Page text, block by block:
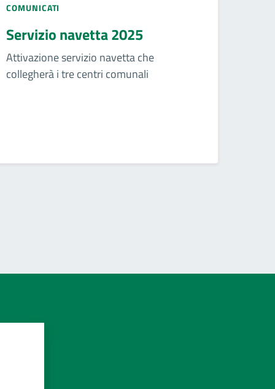
COMUNICATI
Servizio navetta 2025
Attivazione servizio navetta che
collegherà i tre centri comunali